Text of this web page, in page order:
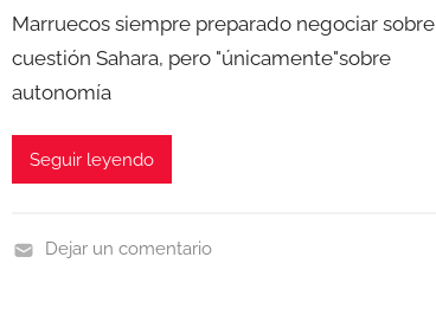
Marruecos siempre preparado negociar sobre
cuestión Sahara, pero "únicamente"sobre
autonomía
Seguir leyendo
Dejar un comentario